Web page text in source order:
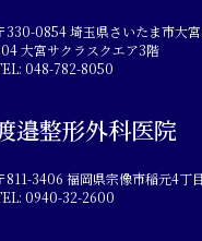
330-0854 埼玉県さいたま市大
大宮サクラスクエア3階
048-782-8050
邉整形外科医院
811-3406 福岡県宗像市稲元4丁
0940-32-2600